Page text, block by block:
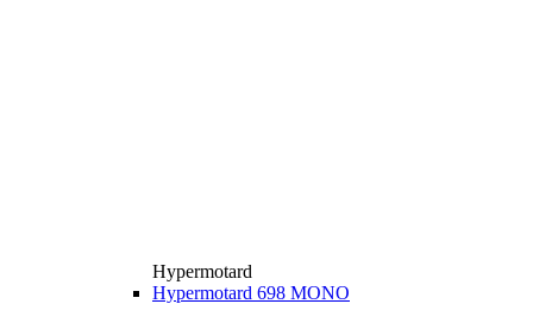
Hypermotard
Hypermotard 698 MONO